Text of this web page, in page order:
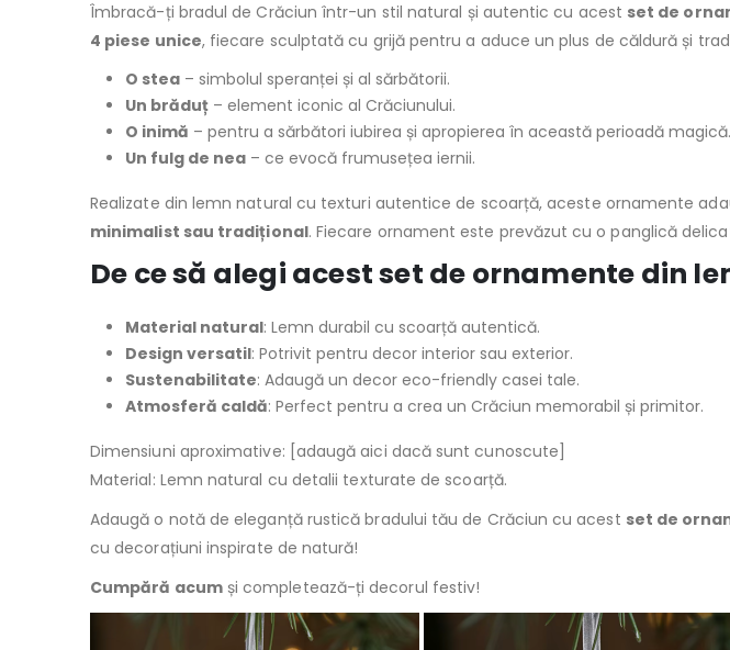
Îmbracă-ți bradul de Crăciun într-un stil natural și autentic cu acest set de
4 piese unice, fiecare sculptată cu grijă pentru a aduce un plus de căldură și
O stea – simbolul speranței și al sărbătorii.
Un brăduț – element iconic al Crăciunului.
O inimă – pentru a sărbători iubirea și apropierea în această perioadă magică.
Un fulg de nea – ce evocă frumusețea iernii.
Realizate din lemn natural cu texturi autentice de scoarță, aceste ornamente
minimalist sau tradițional. Fiecare ornament este prevăzut cu o panglică
De ce să alegi acest set de ornamente din
Material natural: Lemn durabil cu scoarță autentică.
Design versatil: Potrivit pentru decor interior sau exterior.
Sustenabilitate: Adaugă un decor eco-friendly casei tale.
Atmosferă caldă: Perfect pentru a crea un Crăciun memorabil și primitor.
Dimensiuni aproximative: [adaugă aici dacă sunt cunoscute]
Material: Lemn natural cu detalii texturate de scoarță.
Adaugă o notă de eleganță rustică bradului tău de Crăciun cu acest set de
cu decorațiuni inspirate de natură!
Cumpără acumși completează-ți decorul festiv!